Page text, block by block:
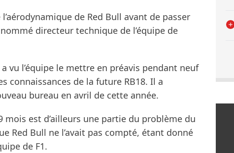
de Red Bull avant de passer
directeur technique de l’équipe de
vu l’équipe le mettre en préavis pendant neuf
connaissances de la future RB18. Il a
bureau en avril de cette année.
mois est d’ailleurs une partie du problème du
Red Bull ne l’avait pas compté, étant donné
de F1.